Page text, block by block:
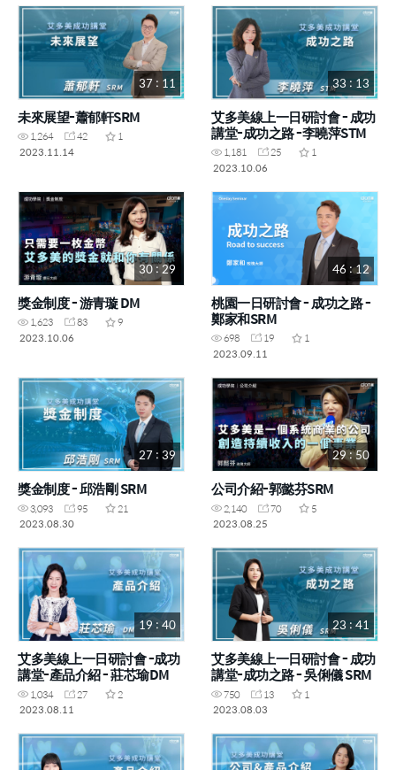
37 : 11
未來展望-蕭郁軒SRM
1,264 42
1
2023.11.14
33 : 13
艾多美線上一日研討會 - 成功
講堂-成功之路 -李曉萍STM
1,181 25
1
2023.10.06
30 : 29
獎金制度 - 游青璇 DM
1,623 83
9
2023.10.06
46 : 12
桃園一日研討會 - 成功之路 -
鄭家和SRM
698 19
1
2023.09.11
27 : 39
獎金制度 - 邱浩剛 SRM
3,093 95
21
2023.08.30
29 : 50
公司介紹-郭懿芬SRM
2,140 70
5
2023.08.25
19 : 40
艾多美線上一日研討會 -成功
講堂-產品介紹 - 莊芯瑜DM
1,034 27
2
2023.08.11
23 : 41
艾多美線上一日研討會 - 成功
講堂-成功之路 - 吳俐儀 SRM
750 13
1
2023.08.03